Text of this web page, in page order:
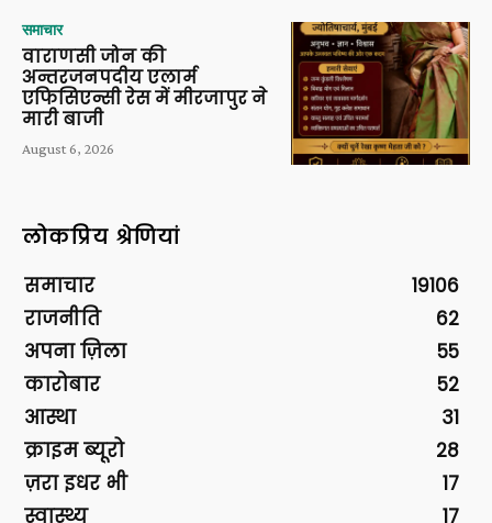
समाचार
वाराणसी जोन की
अन्तरजनपदीय एलार्म
एफिसिएन्सी रेस में मीरजापुर ने
मारी बाजी
August 6, 2026
लोकप्रिय श्रेणियां
समाचार
19106
राजनीति
62
अपना ज़िला
55
कारोबार
52
आस्था
31
क्राइम ब्यूरो
28
ज़रा इधर भी
17
स्वास्थ्य
17